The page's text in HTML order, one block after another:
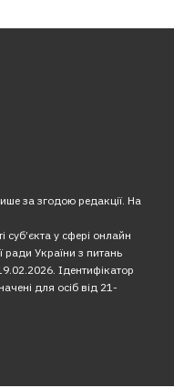
за згодою редакції. На
у сфері онлайн
ради України з питань
Ідентифікатор
для осіб від 21-